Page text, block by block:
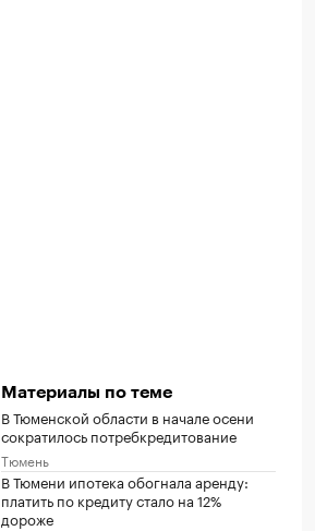
Материалы по теме
В Тюменской области в начале осени
сократилось потребкредитование
Тюмень
В Тюмени ипотека обогнала аренду:
платить по кредиту стало на 12%
дороже